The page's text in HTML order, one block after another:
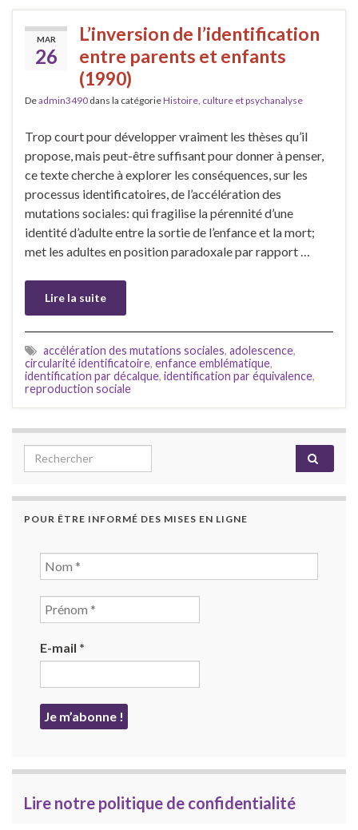
MAR
26
L’inversion de l’identification
entre parents et enfants
(1990)
Deadmin3490 dans la catégorieHistoire, culture et psychanalyse
Trop court pour développer vraiment les thèses qu’il
propose, mais peut-être suffisant pour donner à penser,
ce texte cherche à explorer les conséquences, sur les
processus identificatoires, de l’accélération des
mutations sociales: qui fragilise la pérennité d’une
identité d’adulte entre la sortie de l’enfance et la mort;
met les adultes en position paradoxale par rapport …
Lire la suite
accélération des mutations sociales, adolescence,
circularité identificatoire, enfance emblématique,
identification par décalque, identification par équivalence,
reproduction sociale
Search for:
POUR ÊTRE INFORMÉ DES MISES EN LIGNE
E-mail *
Lire notre politique de confidentialité